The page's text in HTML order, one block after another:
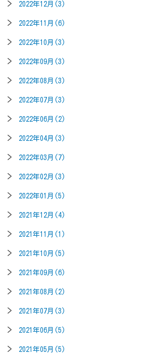
2022年12月(3)
2022年11月(6)
2022年10月(3)
2022年09月(3)
2022年08月(3)
2022年07月(3)
2022年06月(2)
2022年04月(3)
2022年03月(7)
2022年02月(3)
2022年01月(5)
2021年12月(4)
2021年11月(1)
2021年10月(5)
2021年09月(6)
2021年08月(2)
2021年07月(3)
2021年06月(5)
2021年05月(5)